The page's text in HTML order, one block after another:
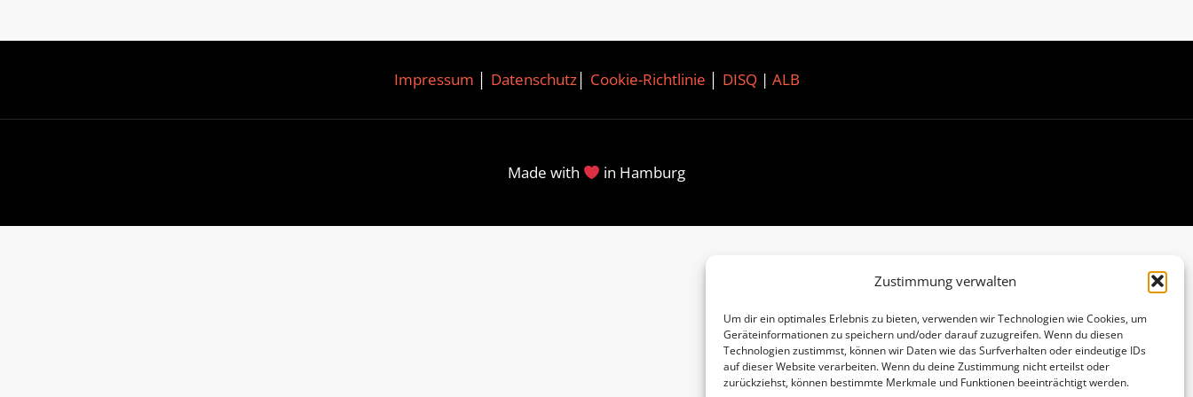
Zustimmung verwalten
Um dir ein optimales Erlebnis zu bieten, verwenden wir Technologien wie Cookies, um
Geräteinformationen zu speichern und/oder darauf zuzugreifen. Wenn du diesen
Technologien zustimmst, können wir Daten wie das Surfverhalten oder eindeutige IDs
auf dieser Website verarbeiten. Wenn du deine Zustimmung nicht erteilst oder
zurückziehst, können bestimmte Merkmale und Funktionen beeinträchtigt werden.
Impressum Datenschutz│ Cookie-Richtlinie DISQ| ALB
Made with in Hamburg